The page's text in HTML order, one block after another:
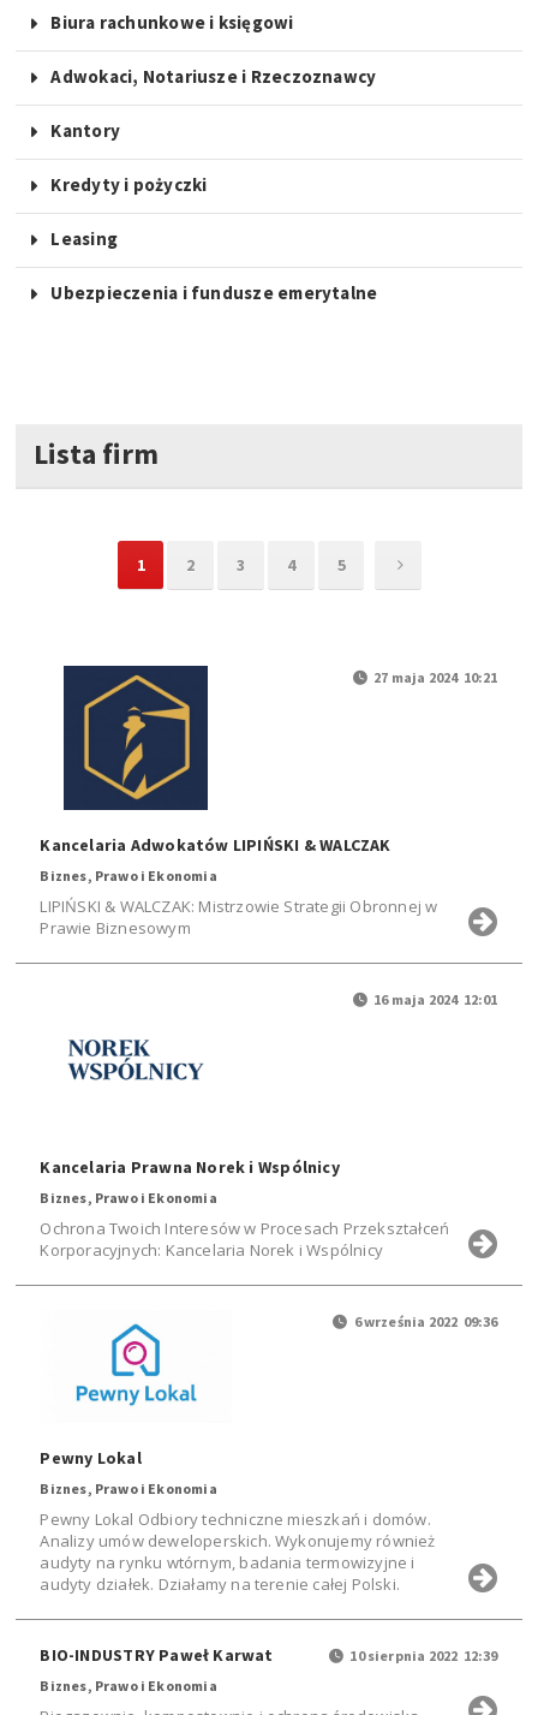
Biura rachunkowe i księgowi
Adwokaci, Notariusze i Rzeczoznawcy
Kantory
Kredyty i pożyczki
Leasing
Ubezpieczenia i fundusze emerytalne
Lista firm
1 2 3 4 5
27 maja 2024 10:21
Kancelaria Adwokatów LIPIŃSKI & WALCZAK
Biznes, Prawo i Ekonomia
LIPIŃSKI & WALCZAK: Mistrzowie Strategii Obronnej w
Prawie Biznesowym
16 maja 2024 12:01
Kancelaria Prawna Norek i Wspólnicy
Biznes, Prawo i Ekonomia
Ochrona Twoich Interesów w Procesach Przekształceń
Korporacyjnych: Kancelaria Norek i Wspólnicy
6 września 2022 09:36
Pewny Lokal
Biznes, Prawo i Ekonomia
Pewny Lokal Odbiory techniczne mieszkań i domów.
Analizy umów deweloperskich. Wykonujemy również
audyty na rynku wtórnym, badania termowizyjne i
audyty działek. Działamy na terenie całej Polski.
10 sierpnia 2022 12:39
BIO-INDUSTRY Paweł Karwat
Biznes, Prawo i Ekonomia